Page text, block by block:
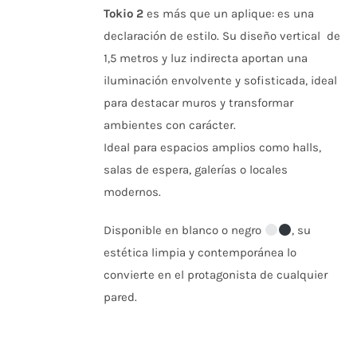
PRODUCTO
Tokio 2 es más que un aplique: es una
declaración de estilo. Su diseño vertical de
1,5 metros y luz indirecta aportan una
iluminación envolvente y sofisticada, ideal
para destacar muros y transformar
ambientes con carácter.
Ideal para espacios amplios como halls,
salas de espera, galerías o locales
modernos.
Disponible en blanco o negro
, su
estética limpia y contemporánea lo
convierte en el protagonista de cualquier
pared.